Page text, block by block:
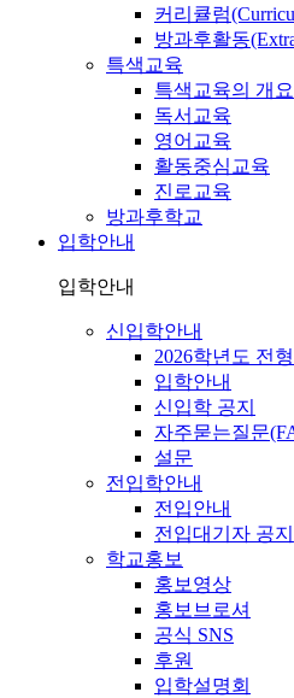
커리큘럼
방과후활동
특색교육
특색교육의 개요
독서교육
영어교육
활동중심교육
진로교육
방과후학교
입학안내
입학안내
신입학안내
2026학년도 전
입학안내
신입학 공지
자주묻는질문
설문
전입학안내
전입안내
전입대기자 공지
학교홍보
홍보영상
홍보브로셔
공식 SNS
후원
입학설명회